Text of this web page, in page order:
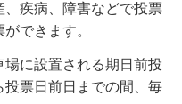
疾病、障害などで投票
できます。
に設置される期日前投
票日前日までの間、毎